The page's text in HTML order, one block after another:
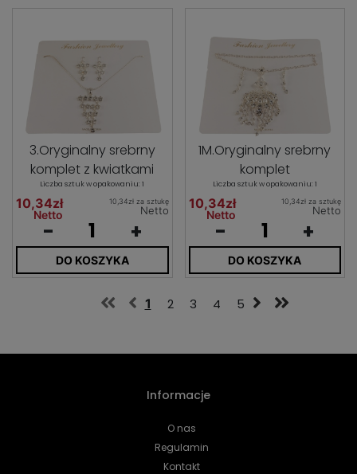
3.Oryginalny srebrny
komplet z kwiatkami
Liczba sztuk w opakowaniu: 1
10,34zł
Netto
10,34zł za sztukę
Netto
- +
DO KOSZYKA
1M.Oryginalny srebrny
komplet
Liczba sztuk w opakowaniu: 1
10,34zł
Netto
10,34zł za sztukę
Netto
- +
DO KOSZYKA
1 2 3 4 5
Informacje
O nas
Regulamin
Kontakt